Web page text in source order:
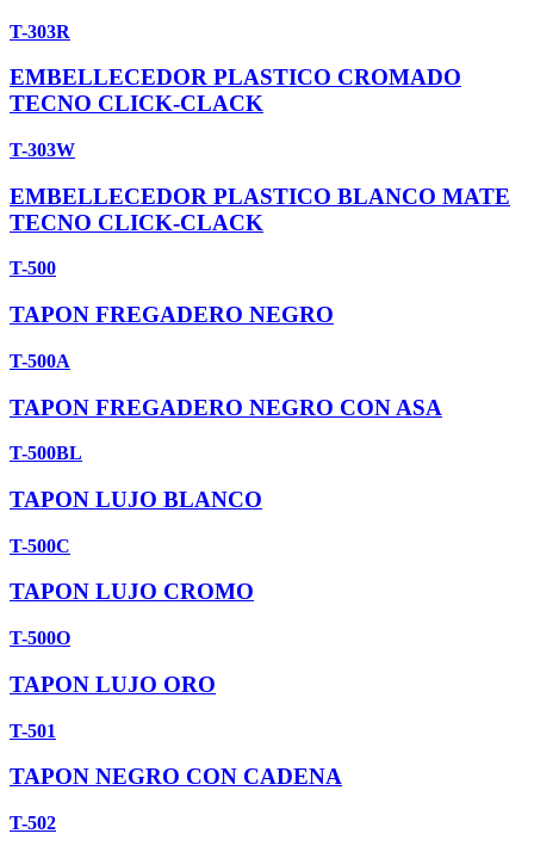
T-303R
EMBELLECEDOR PLASTICO CROMADO
TECNO CLICK-CLACK
T-303W
EMBELLECEDOR PLASTICO BLANCO MATE
TECNO CLICK-CLACK
T-500
TAPON FREGADERO NEGRO
T-500A
TAPON FREGADERO NEGRO CON ASA
T-500BL
TAPON LUJO BLANCO
T-500C
TAPON LUJO CROMO
T-500O
TAPON LUJO ORO
T-501
TAPON NEGRO CON CADENA
T-502